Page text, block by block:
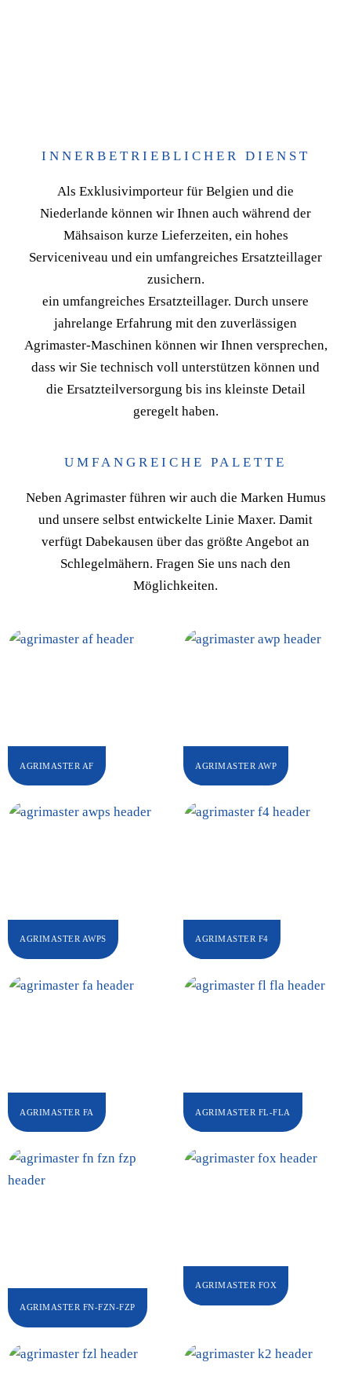
INNERBETRIEBLICHER DIENST
Als Exklusivimporteur für Belgien und die
Niederlande können wir Ihnen auch während der
Mähsaison kurze Lieferzeiten, ein hohes
Serviceniveau und ein umfangreiches Ersatzteillager
zusichern.
ein umfangreiches Ersatzteillager. Durch unsere
jahrelange Erfahrung mit den zuverlässigen
Agrimaster-Maschinen können wir Ihnen versprechen,
dass wir Sie technisch voll unterstützen können und
die Ersatzteilversorgung bis ins kleinste Detail
geregelt haben.
UMFANGREICHE PALETTE
Neben Agrimaster führen wir auch die Marken Humus
und unsere selbst entwickelte Linie Maxer. Damit
verfügt Dabekausen über das größte Angebot an
Schlegelmähern. Fragen Sie uns nach den
Möglichkeiten.
AGRIMASTER AF AGRIMASTER AWP
AGRIMASTER AWPS AGRIMASTER F4
AGRIMASTER FA AGRIMASTER FL-FLA
AGRIMASTER FN-FZN-FZP
AGRIMASTER FOX